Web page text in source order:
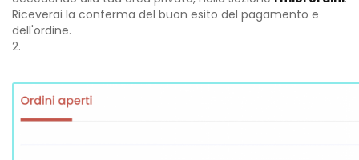
Riceverai la conferma del buon esito del pagamento e
dell'ordine.